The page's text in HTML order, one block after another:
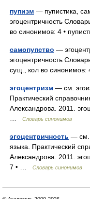
пупизм — пупистика,
эгоцентричность
во синонимов: 4 •
самопупство —
эгоцентричность
сущ., кол во
эгоцентризм — см.
Практический
Александрова. 2011.
Словарь синонимов
эгоцентричность — см.
языка. Практический
Александрова. 2011.
7 • …
Словарь синонимов